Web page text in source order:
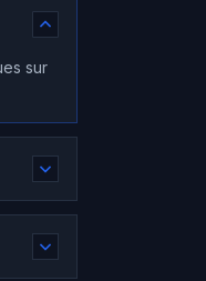
sur